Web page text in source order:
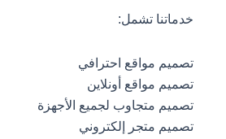
خدماتنا تشمل:
تصميم مواقع احترافي
تصميم مواقع أونلاين
تصميم متجاوب لجميع الأجهزة
تصميم متجر إلكتروني